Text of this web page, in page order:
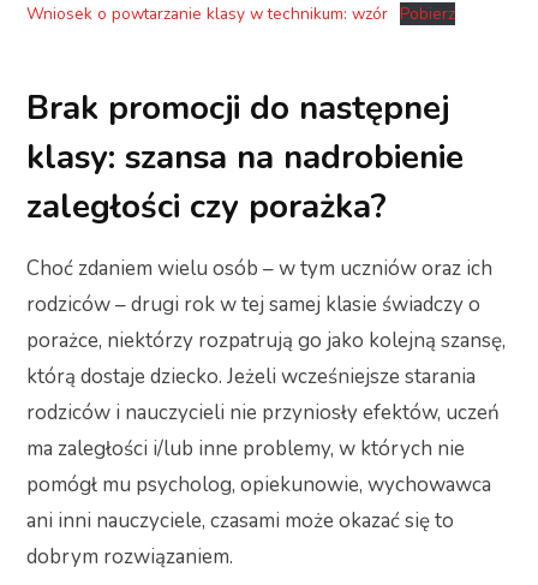
Wniosek o powtarzanie klasy w technikum: wzór Pobierz
Brak promocji do następnej
klasy: szansa na nadrobienie
zaległości czy porażka?
Choć zdaniem wielu osób – w tym uczniów oraz ich
rodziców – drugi rok w tej samej klasie świadczy o
porażce, niektórzy rozpatrują go jako kolejną szansę,
którą dostaje dziecko. Jeżeli wcześniejsze starania
rodziców i nauczycieli nie przyniosły efektów, uczeń
ma zaległości i/lub inne problemy, w których nie
pomógł mu psycholog, opiekunowie, wychowawca
ani inni nauczyciele, czasami może okazać się to
dobrym rozwiązaniem.